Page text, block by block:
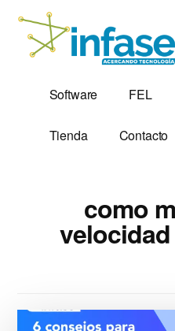
contenido
Additional
menu
Soluciones
Tecnológicas
desde
1,999
Electrónica
Software FEL
Tienda Contacto
como